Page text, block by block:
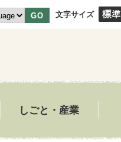
GO 文字サイズ
しごと・産業